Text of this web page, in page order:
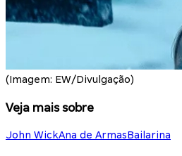
(Imagem: EW/Divulgação)
Veja mais sobre
John WickAna de ArmasBailarina